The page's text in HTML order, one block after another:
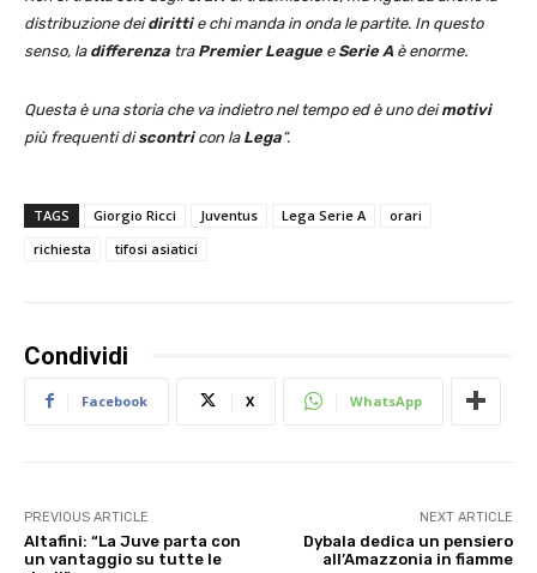
distribuzione deidirittie chi manda in onda le partite. In questo
senso, la differenza tra Premier League e Serie A è enorme.
Questa è una storia che va indietro nel tempo ed è uno deimotivi
più frequenti discontricon la Lega“.
TAGS Giorgio Ricci Juventus Lega Serie A
orari
richiesta
tifosi asiatici
Condividi
Facebook X WhatsApp
PREVIOUS ARTICLE
Altafini: “La Juve parta con
un vantaggio su tutte le
NEXT ARTICLE
Dybala dedica un pensiero
all’Amazzonia in fiamme